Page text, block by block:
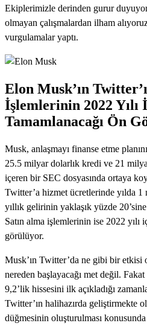
Ekiplerimizle derinden gurur
olmayan çalışmalardan ilham
vurgulamalar yaptı.
Elon Musk’ın
İşlemlerinin 2022 Yılı
Tamamlanacağı Ön
Musk, anlaşmayı finanse etme
25.5 milyar dolarlık kredi ve 21
içeren bir SEC dosyasında ortaya
Twitter’a hizmet ücretlerinde yılda
yıllık gelirinin yaklaşık yüzde
Satın alma işlemlerinin ise 2022 yılı
görülüyor.
Musk’ın Twitter’da ne gibi bir etkisi
nereden başlayacağı met değil.
9,2’lik hissesini ilk açıkladığı
Twitter’ın halihazırda geliştirmekte
düğmesinin oluşturulması